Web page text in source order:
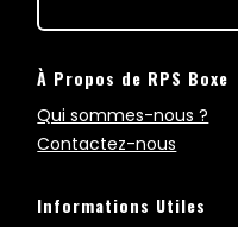
À Propos de RPS Boxe
Qui sommes-nous ?
Contactez-nous
Informations Utiles